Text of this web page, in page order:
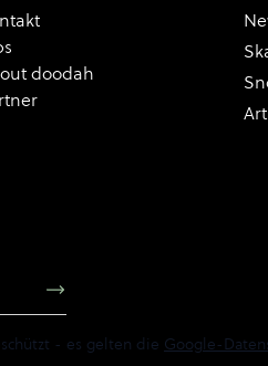
doodah
- es gelten die Google-